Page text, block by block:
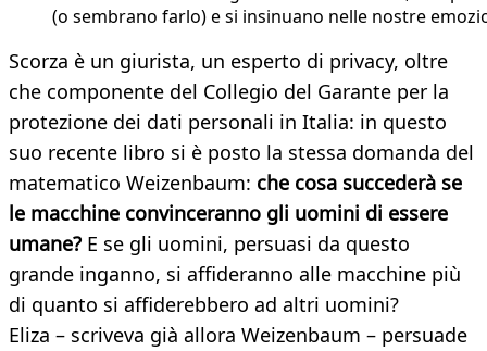
(o sembrano farlo) e si insinuano nelle nostre
Scorza è un giurista, un esperto di privacy, oltre
che componente del Collegio del Garante per la
protezione dei dati personali in Italia: in questo
suo recente libro si è posto la stessa domanda del
matematico Weizenbaum: che cosa succederà se
le macchine convinceranno gli uomini di essere
umane? E se gli uomini, persuasi da questo
grande inganno, si affideranno alle macchine più
di quanto si affiderebbero ad altri uomini?
Eliza – scriveva già allora Weizenbaum – persuade